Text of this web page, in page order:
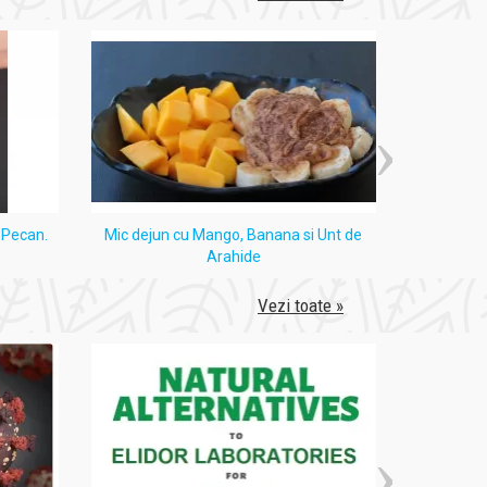
specialist în îngrijirea părului.
Mic dejun cu Mango, Banana si Unt de
Arahide
Vezi toate »